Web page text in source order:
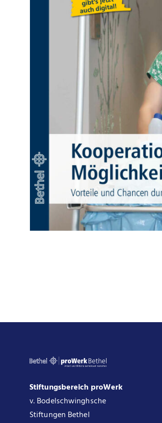
Stiftungsbereich proWerk
v. Bodelschwinghsche
Stiftungen Bethel